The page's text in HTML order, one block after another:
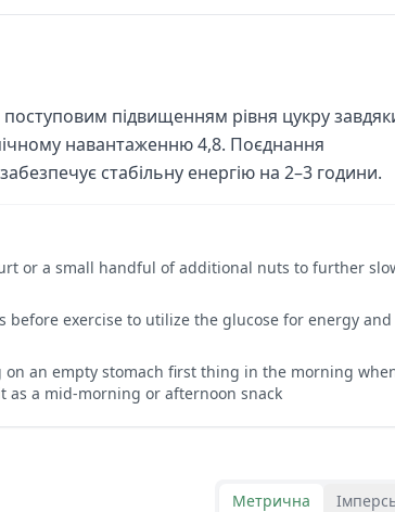
підвищенням рівня цукру
навантаженню 4,8. Поєднання
стабільну енергію на 2–3 години.
or a small handful of additional nuts to further
before exercise to utilize the glucose for energy and
an empty stomach first thing in the morning
as a mid-morning or afternoon snack
Метрична